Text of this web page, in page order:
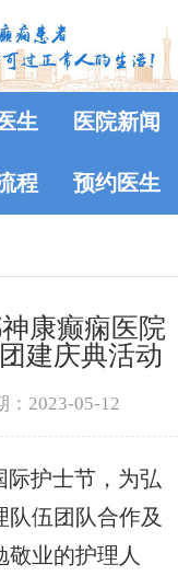
生 医院新闻
程 预约医生
康癫痫医院
建庆典活动
：2023-05-12
际护士节，为弘
伍团队合作及
敬业的护理人